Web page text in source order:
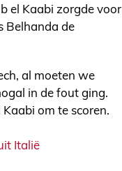
el Kaabi zorgde voor
Belhanda de
al moeten we
in de fout ging.
om te scoren.
Italië